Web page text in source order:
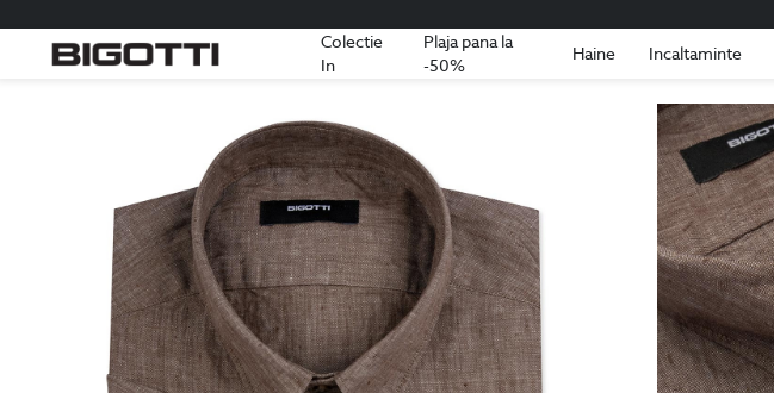
Colectie
In
Plaja pana la
-50%
Haine Incaltaminte